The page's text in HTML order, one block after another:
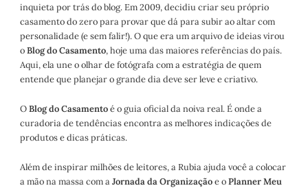
inquieta por trás do blog. Em 2009, decidiu criar seu próprio
casamento do zero para provar que dá para subir ao altar com
personalidade (e sem falir!). O que era um arquivo de ideias virou
oBlog do Casamento, hoje uma das maiores referências do país.
Aqui, ela une o olhar de fotógrafa com a estratégia de quem
entende que planejar o grande dia deve ser leve e criativo.
OBlog do Casamentoé o guia oficial da noiva real. É onde a
curadoria de tendências encontra as melhores indicações de
produtos e dicas práticas.
Além de inspirar milhões de leitores, a Rubia ajuda você a colocar
a mão na massa com aJornada da Organizaçãoe oPlanner Meu